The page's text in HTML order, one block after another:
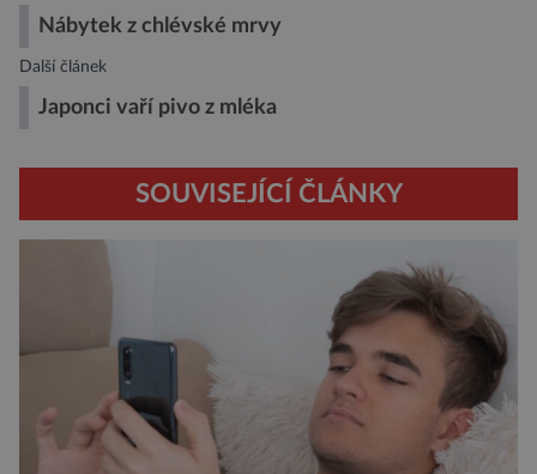
Nábytek z chlévské mrvy
Další článek
Japonci vaří pivo z mléka
SOUVISEJÍCÍ ČLÁNKY